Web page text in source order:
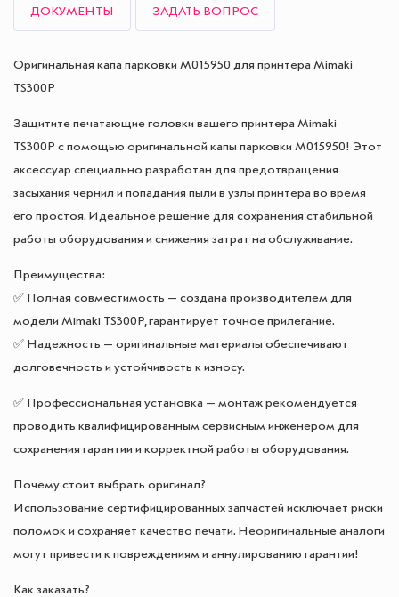
ДОКУМЕНТЫ ЗАДАТЬ ВОПРОС
Оригинальная капа парковки M015950 для принтера Mimaki
TS300P
Защитите печатающие головки вашего принтера Mimaki
TS300P с помощью оригинальной капы парковки M015950! Этот
аксессуар специально разработан для предотвращения
засыхания чернил и попадания пыли в узлы принтера во время
его простоя. Идеальное решение для сохранения стабильной
работы оборудования и снижения затрат на обслуживание.
Преимущества:
✅ Полная совместимость — создана производителем для
модели Mimaki TS300P, гарантирует точное прилегание.
✅ Надежность — оригинальные материалы обеспечивают
долговечность и устойчивость к износу.
✅ Профессиональная установка — монтаж рекомендуется
проводить квалифицированным сервисным инженером для
сохранения гарантии и корректной работы оборудования.
Почему стоит выбрать оригинал?
Использование сертифицированных запчастей исключает риски
поломок и сохраняет качество печати. Неоригинальные аналоги
могут привести к повреждениям и аннулированию гарантии!
Как заказать?